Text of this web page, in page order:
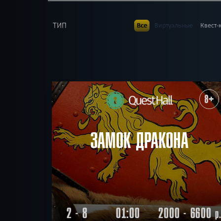
ТИП Все Виртуальные
ТЕМАТИКА Все Ролевые Страшные
Детская версия
Без
По фильму
Победить драконов
РАЙОН Все Свердловский
ПОИСК:
8+
ЗАМОК ДРАКОНА
2 - 8 01:00 2000 - 6600р.